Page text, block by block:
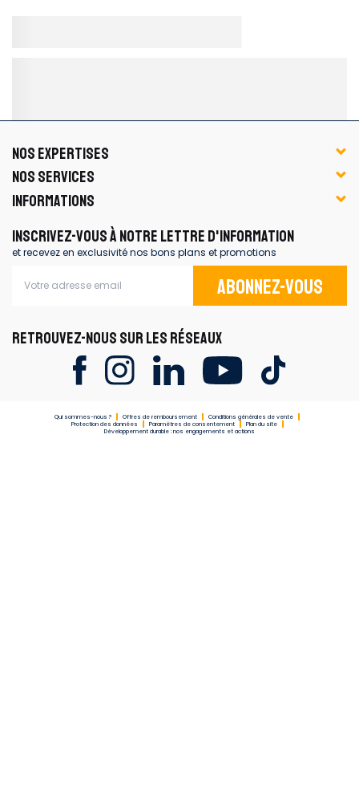
NOS EXPERTISES
NOS SERVICES
INFORMATIONS
INSCRIVEZ-VOUS À NOTRE LETTRE D'INFORMATION
et recevez en exclusivité nos bons plans et promotions
Abonnez-vous
RETROUVEZ-NOUS SUR LES RÉSEAUX
Qui sommes-nous ? Offres de remboursement
Conditions générales de vente
Protection des données
Paramètres de consentement
Plan du site
Développement durable : nos engagements et actions